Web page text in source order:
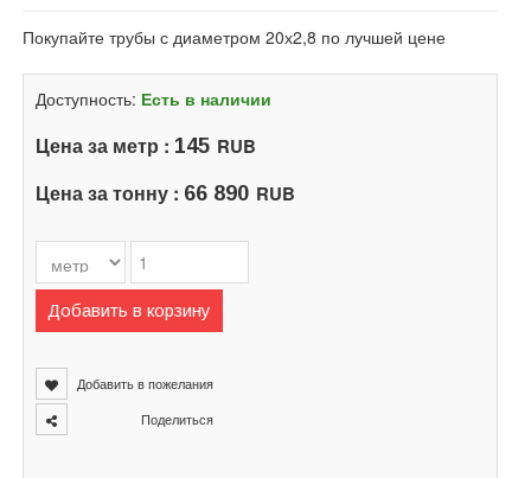
Покупайте трубы с диаметром 20х2,8 по лучшей цене
Доступность: Есть в наличии
Цена за метр : 145 RUB
Цена за тонну : 66 890 RUB
Добавить в корзину
Добавить в пожелания
Поделиться